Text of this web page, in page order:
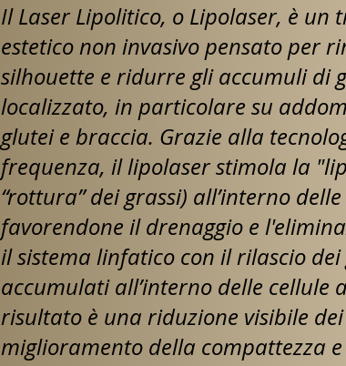
Il Laser Lipolitico, o Lipolaser, è un
estetico non invasivo pensato per
silhouette e ridurre gli accumuli di
localizzato, in particolare su
glutei e braccia. Grazie alla
frequenza, il lipolaser stimola la
“rottura” dei grassi) all’interno
favorendone il drenaggio e
il sistema linfatico con il rilascio dei
accumulati all’interno delle cellule
risultato è una riduzione visibile
miglioramento della compattezza e